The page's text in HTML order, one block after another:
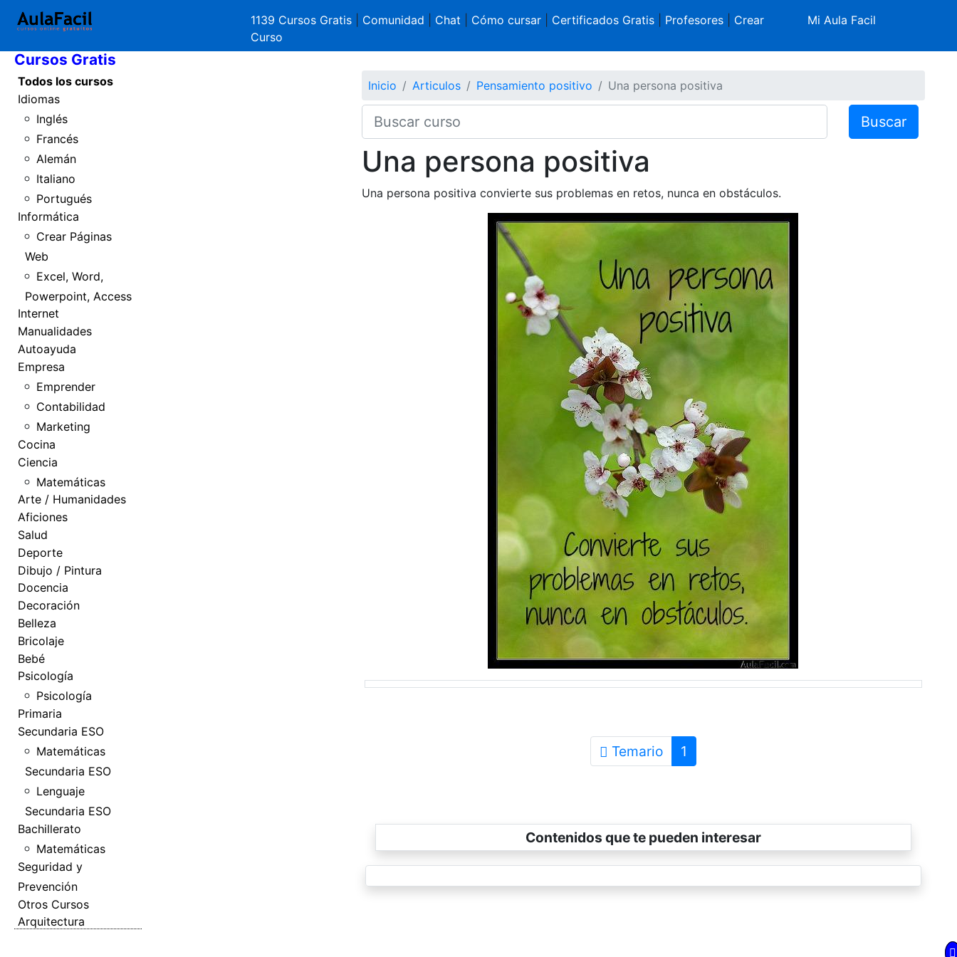
1139 Cursos Gratis Comunidad Chat Cómo cursar| Certificados Gratis| Profesores| Crear
Curso
Mi Aula Facil
Inicio
Cursos Gratis
Todos los cursos
Idiomas
Inglés
Francés
Alemán
Italiano
Portugués
Informática
Crear Páginas
Web
Excel, Word,
Powerpoint, Access
Internet
Manualidades
Autoayuda
Empresa
Emprender
Contabilidad
Marketing
Cocina
Ciencia
Matemáticas
Arte / Humanidades
Aficiones
Salud
Deporte
Dibujo / Pintura
Docencia
Decoración
Belleza
Bricolaje
Bebé
Psicología
Psicología
Primaria
Secundaria ESO
Matemáticas
Secundaria ESO
Lenguaje
Secundaria ESO
Bachillerato
Matemáticas
Seguridad y
Prevención
Otros Cursos
Arquitectura
Inicio Articulos Pensamiento positivo Una persona positiva
Buscar
Una persona positiva
Una persona positiva convierte sus problemas en retos, nunca en obstáculos.
Temario 1
Contenidos que te pueden interesar